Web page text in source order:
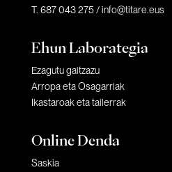
T. 687 043 275 /info@titare.eus
Ehun Laborategia
Ezagutu gaitzazu
Arropa eta Osagarriak
Ikastaroak eta tailerrak
Online Denda
Saskia